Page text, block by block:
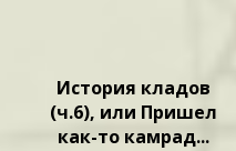
История кладов
(ч.6), или Пришел
как-то камрад...